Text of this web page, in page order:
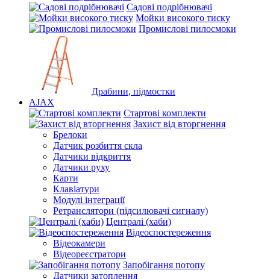
Садові подрібнювачі
Мойки високого тиску
Промислові пилосмоки
Драбини, підмостки
AJAX
Стартові комплекти
Захист від вторгнення
Брелоки
Датчик розбиття скла
Датчики відкриття
Датчики руху
Карти
Клавіатури
Модулі інтеграції
Ретранслятори (підсилювачі сигналу)
Централі (хаби)
Відеоспостереження
Відеокамери
Відеореєстратори
Запобігання потопу
Датчики затоплення